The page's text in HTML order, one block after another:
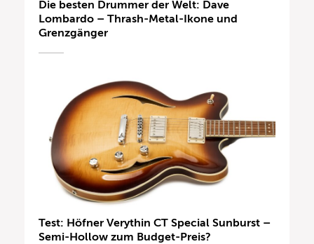
Die besten Drummer der Welt: Dave
Lombardo – Thrash-Metal-Ikone und
Grenzgänger
Test: Höfner Verythin CT Special Sunburst –
Semi-Hollow zum Budget-Preis?